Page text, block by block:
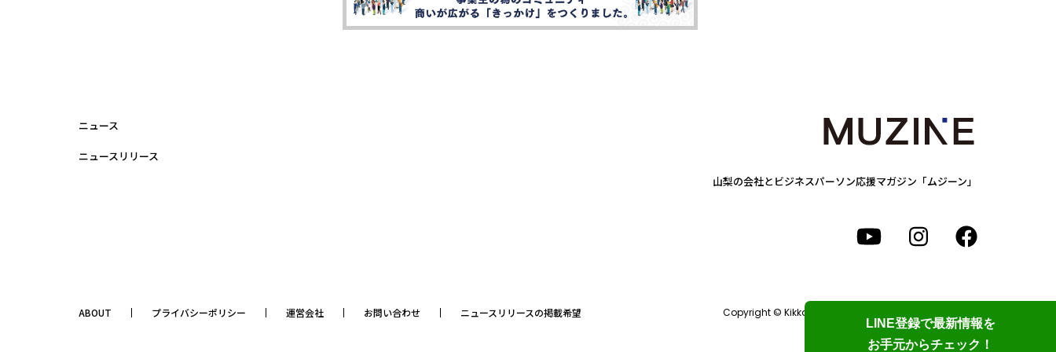
ニュース
ニュースリリース
山梨の会社とビジネスパーソン応援マガジン「ムジーン」
ABOUT プライバシーポリシー 運営会社 お問い合わせ ニュースリリースの掲載希望
Copyright © Kikkake Design Labo. All Rights Reserved.
LINE登録で最新情報を
お手元からチェック！